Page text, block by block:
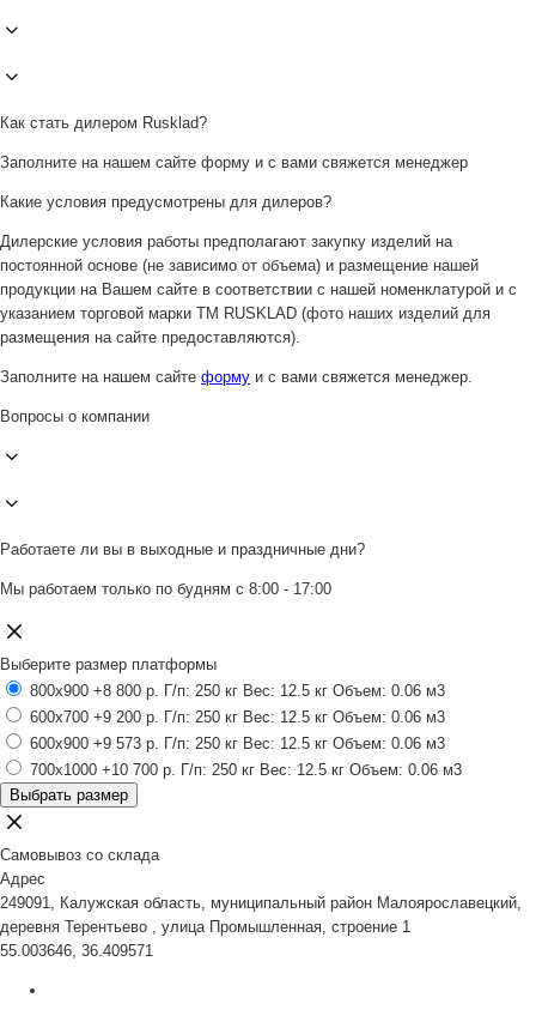
Как стать дилером Rusklad?
Заполните на нашем сайте форму и с вами свяжется менеджер
Какие условия предусмотрены для дилеров?
Дилерские условия работы предполагают закупку изделий на
постоянной основе (не зависимо от объема) и размещение нашей
продукции на Вашем сайте в соответствии с нашей номенклатурой и с
указанием торговой марки ТМ RUSKLAD (фото наших изделий для
размещения на сайте предоставляются).
Заполните на нашем сайте форму и с вами свяжется менеджер.
Вопросы о компании
Работаете ли вы в выходные и праздничные дни?
Мы работаем только по будням с 8:00 - 17:00
Выберите размер платформы
800x900 +8 800 р. Г/п: 250 кг Вес: 12.5 кг Объем: 0.06 м3
600x700 +9 200 р. Г/п: 250 кг Вес: 12.5 кг Объем: 0.06 м3
600x900 +9 573 р. Г/п: 250 кг Вес: 12.5 кг Объем: 0.06 м3
700x1000 +10 700 р. Г/п: 250 кг Вес: 12.5 кг Объем: 0.06 м3
Выбрать размер
Самовывоз со склада
Адрес
249091, Калужская область, муниципальный район Малоярославецкий,
деревня Терентьево , улица Промышленная, строение 1
55.003646, 36.409571